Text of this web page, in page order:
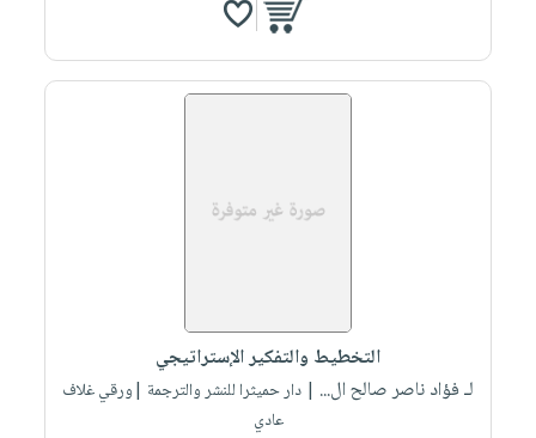
التخطيط والتفكير الإستراتيجي
لـ فؤاد ناصر صالح ال... | دار حميثرا للنشر والترجمة |ورقي غلاف
عادي